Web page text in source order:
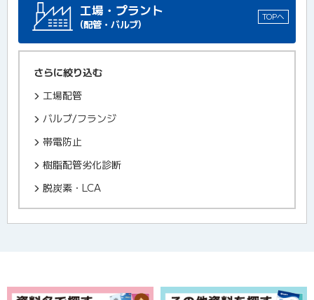
工場・プラント
(配管・バルブ)
TOPへ
さらに絞り込む
工場配管
バルブ/フランジ
帯電防止
樹脂配管劣化診断
脱炭素・LCA